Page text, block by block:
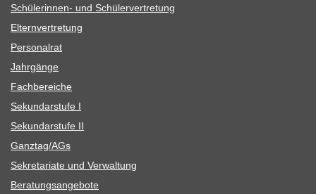
Schü­le­rin­nen- und Schülervertretung
Eltern­ver­tre­tung
Per­so­nal­rat
Jahr­gänge
Fach­be­rei­che
Sekun­dar­stufe I
Sekun­dar­stufe II
Ganztag/​​AGs
Sekre­ta­riate und Verwaltung
Bera­tungs­an­ge­bote